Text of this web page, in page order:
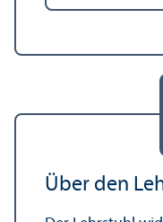
Über den